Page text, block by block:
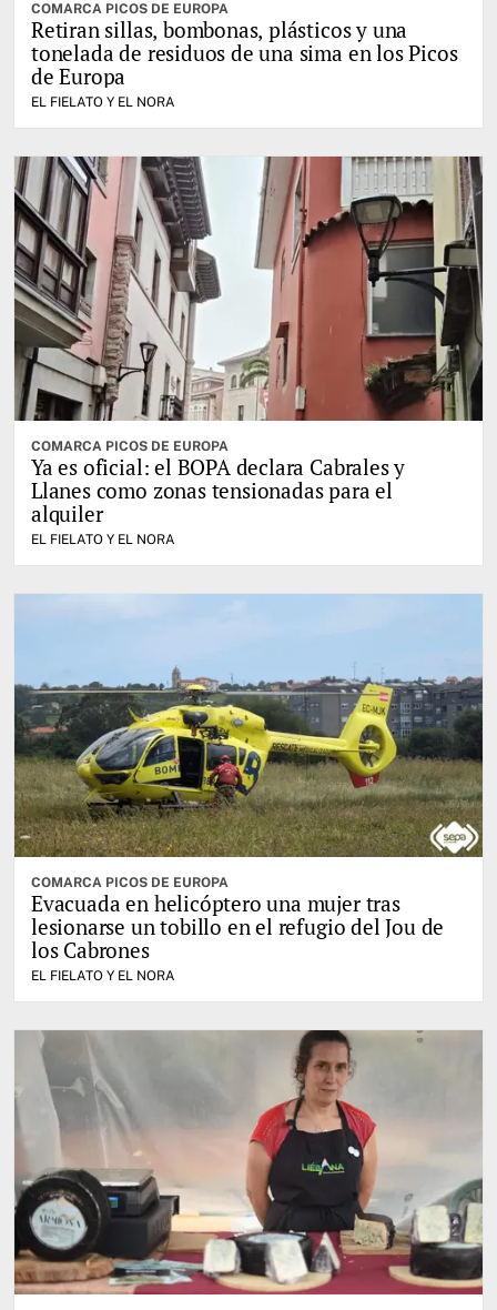
COMARCA PICOS DE EUROPA
Retiran sillas, bombonas, plásticos y una
tonelada de residuos de una sima en los Picos
de Europa
EL FIELATO Y EL NORA
COMARCA PICOS DE EUROPA
Ya es oficial: el BOPA declara Cabrales y
Llanes como zonas tensionadas para el
alquiler
EL FIELATO Y EL NORA
COMARCA PICOS DE EUROPA
Evacuada en helicóptero una mujer tras
lesionarse un tobillo en el refugio del Jou de
los Cabrones
EL FIELATO Y EL NORA